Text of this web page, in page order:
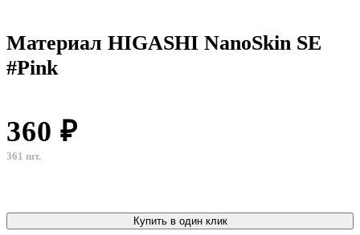
Материал HIGASHI NanoSkin SE
#Pink
360 ₽
361 шт.
Купить в один клик